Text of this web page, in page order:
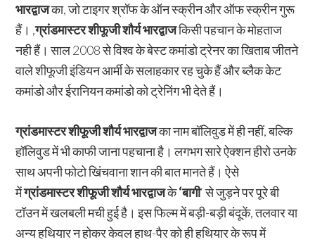
भारद्वाजका, जो टाइगर श्रॉफ के ऑन स्क्रीन और ऑफ स्क्रीन गुरू
हैं। ,ग्रांडमास्टर शीफूजी शौर्य भारद्वाजकिसी पहचान के मोहताज
नही हैं। साल 2008 से विश्व के बेस्ट कमांडो ट्रेनर का खिताब जीतने
वाले शीफूजी इंडियन आर्मी के सलाहकार रह चुके हैं और ब्लैक केट
कमांडो और ईरानियन कमांडो को ट्रेनिंग भी देते हैं।
ग्रांडमास्टर शीफूजी शौर्य भारद्वाजका नाम बॉलिवुड में ही नहीं, बल्कि
हॉलिवुड में भी काफी जाना पहचाना है। लगभग सारे ऐक्शन हीरो उनके
साथ अपनी फोटो खिंचवाना शान की बात मानते हैं। ऐसे
मेंग्रांडमास्टर शीफूजी शौर्य भारद्वाजके‘बागी‘ से जुड़ने पर पूरे बी
टॉउन में खलबली मची हुई है। इस फिल्म में बड़ी-बड़ी बंदूकें, तलवार या
अन्य हथियार न होकर केवल हाथ-पैर को ही हथियार के रूप में